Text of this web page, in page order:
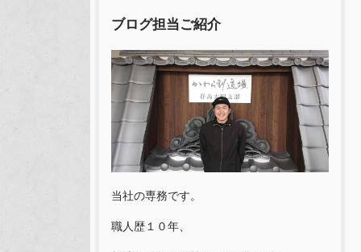
ブログ担当ご紹介
当社の専務です。
職人歴１０年、